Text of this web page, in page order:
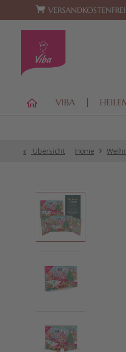
Zur Hauptnavigation springen
VIBA
Übersicht Home